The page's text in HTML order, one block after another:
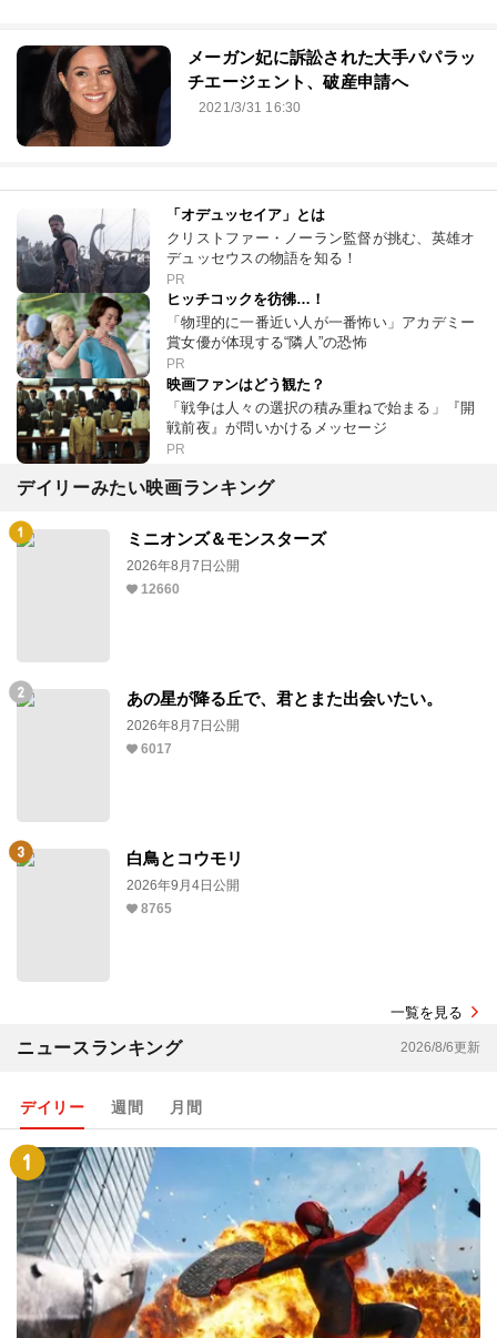
メーガン妃に訴訟された大手パパラッ
チエージェント、破産申請へ
2021/3/31 16:30
「オデュッセイア」とは
クリストファー・ノーラン監督が挑む、英雄オ
デュッセウスの物語を知る！
PR
ヒッチコックを彷彿…！
「物理的に一番近い人が一番怖い」アカデミー
賞女優が体現する“隣人”の恐怖
PR
映画ファンはどう観た？
「戦争は人々の選択の積み重ねで始まる」『開
戦前夜』が問いかけるメッセージ
PR
デイリーみたい映画ランキング
ミニオンズ＆モンスターズ
2026年8月7日公開
12660
あの星が降る丘で、君とまた出会いたい。
2026年8月7日公開
6017
白鳥とコウモリ
2026年9月4日公開
8765
一覧を見る
ニュースランキング 2026/8/6更新
デイリー 週間 月間